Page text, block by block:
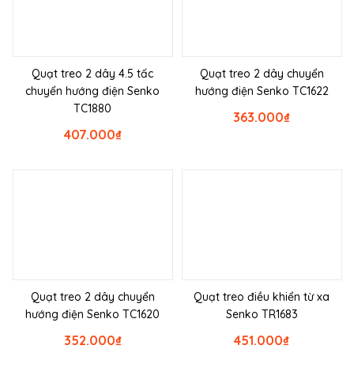
Quạt treo 2 dây 4.5 tấc
chuyển hướng điện Senko
TC1880
₫
407.000
Quạt treo 2 dây chuyển
hướng điện Senko TC1622
₫
363.000
Quạt treo 2 dây chuyển
hướng điện Senko TC1620
₫
352.000
Quạt treo điều khiển từ xa
Senko TR1683
₫
451.000